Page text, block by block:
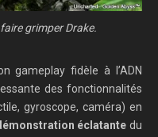
grimper Drake.
gameplay fidèle à l’ADN
des fonctionnalités
gyroscope, caméra) en
éclatante du